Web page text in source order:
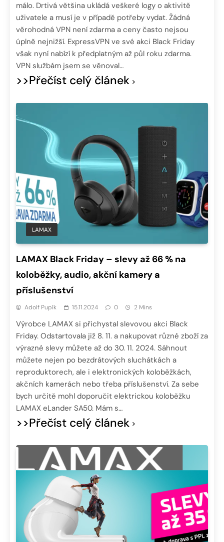
málo. Drtivá většina ukládá veškeré logy o aktivitě
uživatele a musí je v případě potřeby vydat. Žádná
věrohodná VPN není zdarma a ceny často nejsou
úplně nejnižší. ExpressVPN ve své akci Black Friday
však nyní nabízí k předplatným až půl roku zdarma.
VPN službám jsem se věnoval…
>>Přečíst celý článek
LAMAX
LAMAX Black Friday – slevy až 66 % na
koloběžky, audio, akční kamery a
příslušenství
Adolf Pupík 15.11.2024 0 2 Mins
Výrobce LAMAX si přichystal slevovou akci Black
Friday. Odstartovala již 8. 11. a nakupovat různé zboží za
výrazné slevy můžete až do 30. 11. 2024. Sáhnout
můžete nejen po bezdrátových sluchátkách a
reproduktorech, ale i elektronických koloběžkách,
akčních kamerách nebo třeba příslušenství. Za sebe
bych určitě mohl doporučit elektrickou koloběžku
LAMAX eLander SA50. Mám s…
>>Přečíst celý článek